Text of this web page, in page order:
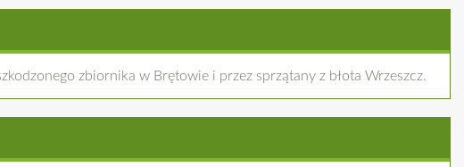
zbiornika w Brętowie i przez sprzątany z błota Wrzeszcz.